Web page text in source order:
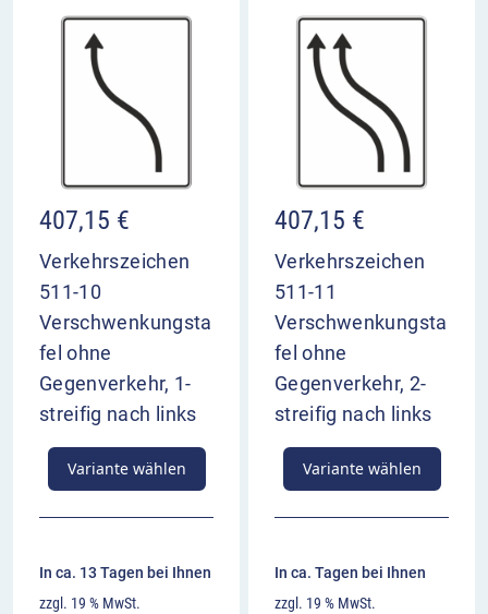
407,15 €
Verkehrszeichen
511-10
Verschwenkungsta
fel ohne
Gegenverkehr, 1-
streifig nach links
Variante wählen
In ca. 13 Tagen bei Ihnen
zzgl. 19 % MwSt.
407,15 €
Verkehrszeichen
511-11
Verschwenkungsta
fel ohne
Gegenverkehr, 2-
streifig nach links
Variante wählen
In ca. Tagen bei Ihnen
zzgl. 19 % MwSt.